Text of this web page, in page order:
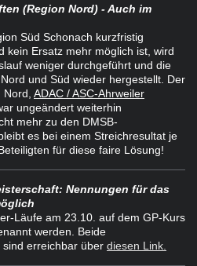
(Region Nord) - Auch im
Süd Schonach kurzfristig
kein Ersatz mehr möglich ist, wird
weniger durchgeführt und die
und Süd wieder hergestellt. Der
ADAC / ASC-Ahrweiler
ungeändert weiterhin
mehr zu den DMSB-
es bei einem Streichresultat je
für diese faire Lösung!
Nennungen für das
Läufe am 23.10. auf dem GP-Kurs
werden. Beide
erreichbar über diesen Link.